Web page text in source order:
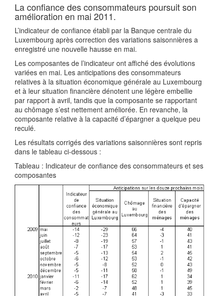
La confiance des consommateurs poursuit son
amélioration en mai 2011.
L’indicateur de confiance établi par la Banque centrale du
Luxembourg après correction des variations saisonnières a
enregistré une nouvelle hausse en mai.
Les composantes de l’indicateur ont affiché des évolutions
variées en mai. Les anticipations des consommateurs
relatives à la situation économique générale au Luxembourg
et à leur situation financière dénotent une légère embellie
par rapport à avril, tandis que la composante se rapportant
au chômage s’est nettement améliorée. En revanche, la
composante relative à la capacité d’épargner a quelque peu
reculé.
Les résultats corrigés des variations saisonnières sont repris
dans le tableau ci-dessous :
Tableau : Indicateur de confiance des consommateurs et ses
composantes